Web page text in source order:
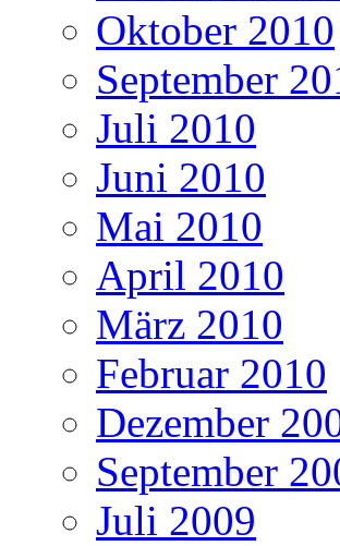
Oktober 2010
September
Juli 2010
Juni 2010
Mai 2010
April 2010
März 2010
Februar 2010
Dezember
September
Juli 2009